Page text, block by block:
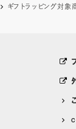
ギフトラッピング対象